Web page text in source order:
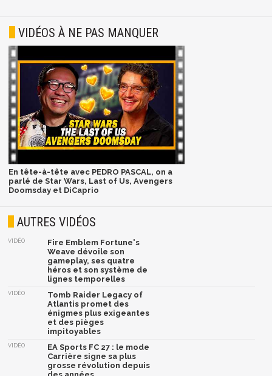
VIDÉOS À NE PAS MANQUER
En tête-à-tête avec PEDRO PASCAL, on a
parlé de Star Wars, Last of Us, Avengers
Doomsday et DiCaprio
AUTRES VIDÉOS
VIDÉO
Fire Emblem Fortune's
Weave dévoile son
gameplay, ses quatre
héros et son système de
lignes temporelles
VIDÉO
Tomb Raider Legacy of
Atlantis promet des
énigmes plus exigeantes
et des pièges
impitoyables
VIDÉO
EA Sports FC 27 : le mode
Carrière signe sa plus
grosse révolution depuis